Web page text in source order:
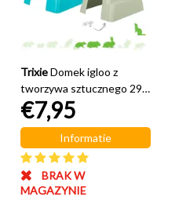
TrixieDomek igloo z
tworzywa sztucznego 29
cm
€7,95
Informatie
BRAK W
MAGAZYNIE